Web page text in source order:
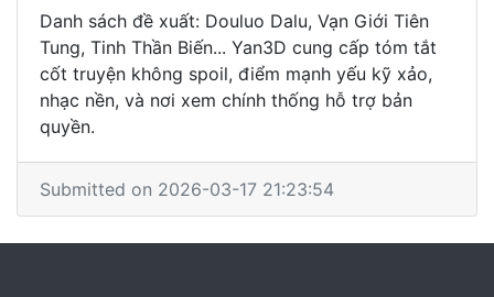
Danh sách đề xuất: Douluo Dalu, Vạn Giới Tiên
Tung, Tinh Thần Biến... Yan3D cung cấp tóm tắt
cốt truyện không spoil, điểm mạnh yếu kỹ xảo,
nhạc nền, và nơi xem chính thống hỗ trợ bản
quyền.
Submitted on 2026-03-17 21:23:54